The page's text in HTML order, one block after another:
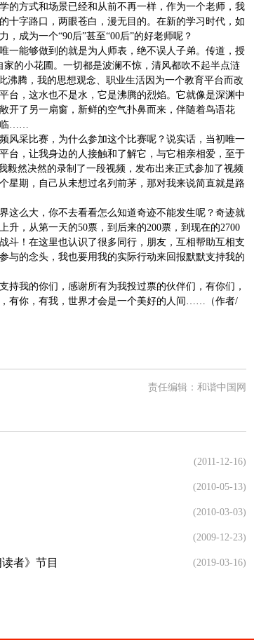
的方式和场景已经和从前不再一样，作为一个老师，我
十字路口，两眼苍白，漫无目的。在新的学习时代，如
成为一个“90后”甚至“00后”的好老师呢？
一能够做到的就是为人师表，绝不误人子弟。传道，授
的小花圃。一切都是波澜不惊，清风都吹不起半点涟
沸腾，我的思想观念、职业生活因为一个教育平台而改
台，这水也不是水，它是沸腾的烈焰。它就像是深渊中
开了另一扇窗，新鲜的空气扑鼻而来，伴随着鸟语花
临……
风采比赛，为什么参加这个比赛呢？说实话，当初唯一
台，让我身边的人接触和了解它，与它相亲相爱，至于
毅然决然的录制了一段视频，发布出来正式参加了视频
星期，自己从未想过名列前茅，那对我来说简直就是路
这么大，你不去看看怎么知道奇迹不能发生呢？奇迹就
，从第一天的50票，到后来的200票，到现在的2700
斗！在这里也认识了很多同行，朋友，互相帮助互相支
与的念头，我也要用我的实际行动来回报默默支持我的
持我的你们，感谢所有为我投过票的伙伴们，有你们，
有你，有我，世界才会是一个美好的人间……（作者/
责任编辑：和谐中国网
(2011-12-16)
(2010-05-13)
(2010-03-03)
(2009-12-23)
者》节目 (2019-03-16)